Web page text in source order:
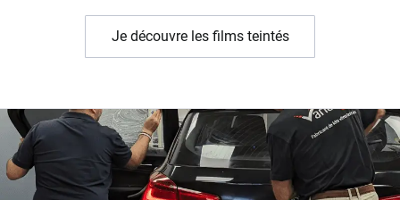
Je découvre les films teintés